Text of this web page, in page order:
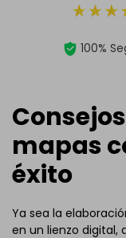
100%
mapas
éxito
Ya sea la
en un lienzo digital,